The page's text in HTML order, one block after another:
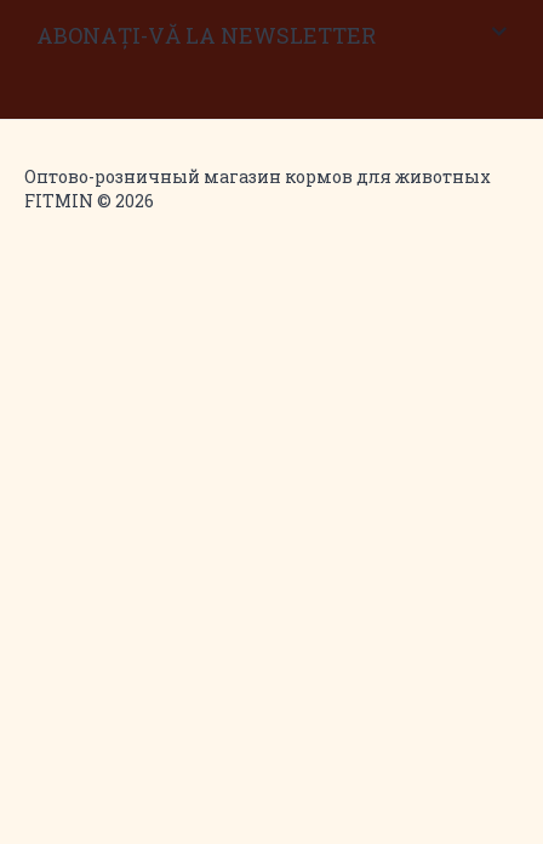
ABONAȚI-VĂ LA NEWSLETTER
Оптово-розничный магазин кормов для животных
FITMIN © 2026